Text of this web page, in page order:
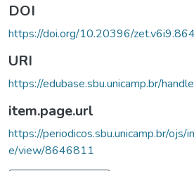
DOI
https://doi.org/10.20396/
URI
https://edubase.sbu.unicamp.br/
item.page.url
https://periodicos.sbu.unicamp.br/ojs/
e/view/8646811